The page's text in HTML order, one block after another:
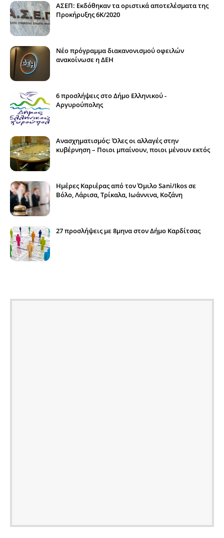
ΑΣΕΠ: Εκδόθηκαν τα οριστικά αποτελέσματα της
Προκήρυξης 6Κ/2020
Νέο πρόγραμμα διακανονισμού οφειλών
ανακοίνωσε η ΔΕΗ
6 προσλήψεις στο Δήμο Ελληνικού -
Αργυρούπολης
Ανασχηματισμός: Όλες οι αλλαγές στην
κυβέρνηση – Ποιοι μπαίνουν, ποιοι μένουν εκτός
Ημέρες Καριέρας από τον Όμιλο Sani/Ikos σε
Βόλο, Λάρισα, Τρίκαλα, Ιωάννινα, Κοζάνη
27 προσλήψεις με 8μηνα στον Δήμο Καρδίτσας